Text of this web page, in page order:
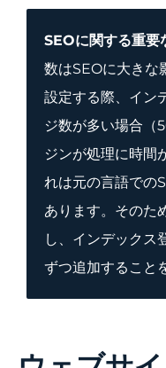
SEOに関する重要
数はSEOに大きな
設定する際、イン
ジ数が多い場合（
ジンが処理に時間
れは元の言語での
あります。そのた
し、インデックス
ずつ追加すること